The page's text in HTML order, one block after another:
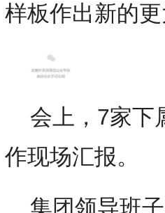
样板作出新的
会上，7家下
作现场汇报。
集团领导班子